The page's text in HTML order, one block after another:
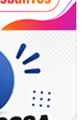
e consultorias